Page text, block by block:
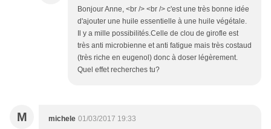
Bonjour Anne, <br /> <br /> c'est une très bonne idée
d'ajouter une huile essentielle à une huile végétale.
Il y a mille possibilités.Celle de clou de girofle est
très anti microbienne et anti fatigue mais très costaud
(très riche en eugenol) donc à doser légèrement.
Quel effet recherches tu?
M michele 01/03/2017 19:33